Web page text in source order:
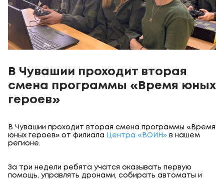
В Чувашии проходит вторая
смена программы «Время юных
героев»
В Чувашии проходит вторая смена программы «Время
юных героев» от филиала
Центра «ВОИН» в нашем
регионе.
За три недели ребята учатся оказывать первую
помощь, управлять дронами, собирать автоматы и